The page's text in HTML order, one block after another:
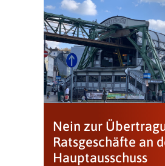
Nein zur
Ratsgeschäfte an
Hauptausschuss